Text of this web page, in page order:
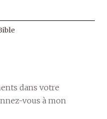
dans votre
vous à mon